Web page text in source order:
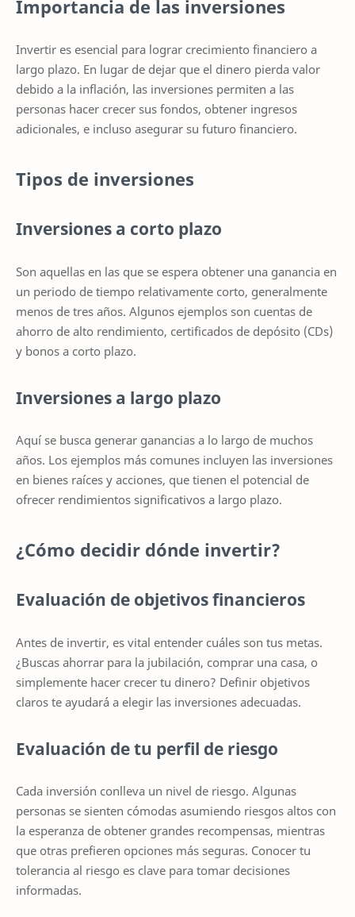
Importancia de las inversiones
Invertir es esencial para lograr crecimiento financiero a
largo plazo. En lugar de dejar que el dinero pierda valor
debido a la inflación, las inversiones permiten a las
personas hacer crecer sus fondos, obtener ingresos
adicionales, e incluso asegurar su futuro financiero.
Tipos de inversiones
Inversiones a corto plazo
Son aquellas en las que se espera obtener una ganancia en
un periodo de tiempo relativamente corto, generalmente
menos de tres años. Algunos ejemplos son cuentas de
ahorro de alto rendimiento, certificados de depósito (CDs)
y bonos a corto plazo.
Inversiones a largo plazo
Aquí se busca generar ganancias a lo largo de muchos
años. Los ejemplos más comunes incluyen las inversiones
en bienes raíces y acciones, que tienen el potencial de
ofrecer rendimientos significativos a largo plazo.
¿Cómo decidir dónde invertir?
Evaluación de objetivos financieros
Antes de invertir, es vital entender cuáles son tus metas.
¿Buscas ahorrar para la jubilación, comprar una casa, o
simplemente hacer crecer tu dinero? Definir objetivos
claros te ayudará a elegir las inversiones adecuadas.
Evaluación de tu perfil de riesgo
Cada inversión conlleva un nivel de riesgo. Algunas
personas se sienten cómodas asumiendo riesgos altos con
la esperanza de obtener grandes recompensas, mientras
que otras prefieren opciones más seguras. Conocer tu
tolerancia al riesgo es clave para tomar decisiones
informadas.